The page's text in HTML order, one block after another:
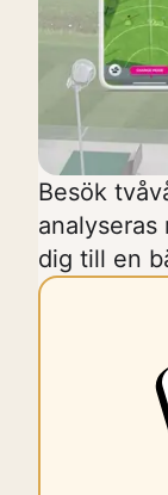
Besök
dig till en